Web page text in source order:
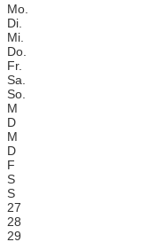
Mo.
Di.
Mi.
Do.
Fr.
Sa.
So.
M
D
M
D
F
S
S
27
28
29